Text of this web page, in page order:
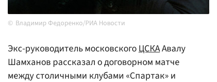
Владимир Федоренко/РИА Новости
Экс-руководитель московскогоЦСКААвалу
Шамханов рассказал о договорном матче
между столичными клубами «Спартак» и